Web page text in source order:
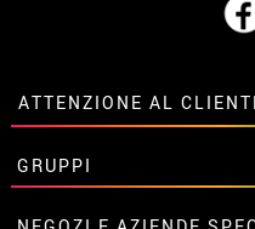
ATTENZIONE AL
• Su di noi
• Condizioni di vendita
• Avviso legale privacy
GRUPPI
Sconti speciali per gruppi.